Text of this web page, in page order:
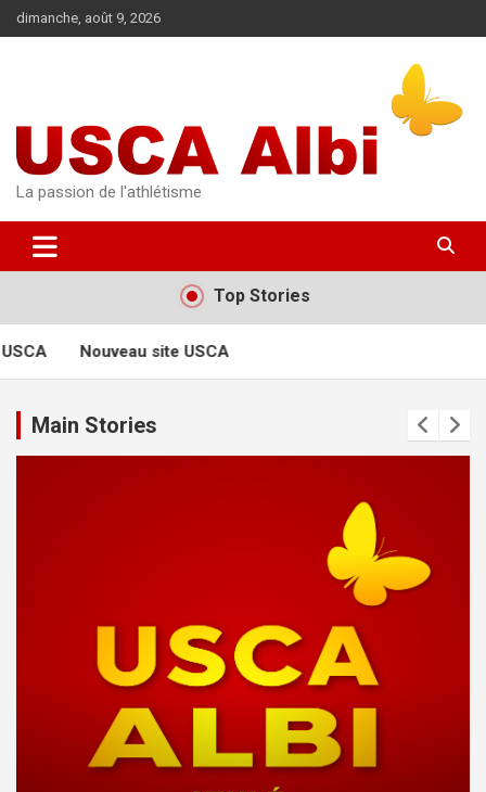
Aller
au
dimanche, août 9, 2026
La passion de l'athlétisme
Top Stories
Nouveau site USCA
Main Stories